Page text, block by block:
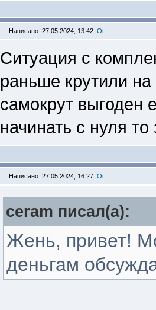
Написано: 27.05.2024, 13:42
Ситуация с
раньше крутили
самокрут выгоден
начинать с нуля
Написано: 27.05.2024, 16:27
ceram писал(a):
Жень, привет!
деньгам